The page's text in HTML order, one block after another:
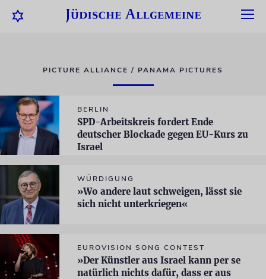
PICTURE ALLIANCE / PANAMA PICTURES
BERLIN
SPD-Arbeitskreis fordert Ende
deutscher Blockade gegen EU-Kurs zu
Israel
WÜRDIGUNG
»Wo andere laut schweigen, lässt sie
sich nicht unterkriegen«
EUROVISION SONG CONTEST
»Der Künstler aus Israel kann per se
natürlich nichts dafür, dass er aus